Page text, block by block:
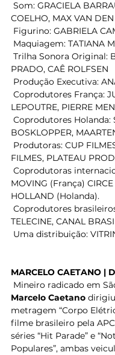
COELHO, MAX VAN
Figurino: GABRIELA
Maquiagem: TATIANA
PRADO, CAÊ ROLFSEN
Produção Executiva:
LEPOUTRE, PIERRE
BOSKLOPPER,
FILMES, PLATEAU
MOVING (França)
HOLLAND (Holanda).
TELECINE, CANAL
Uma distribuição:
MARCELO CAETANO |
Mineiro radicado em
Marcelo Caetano
metragem “Corpo
filme brasileiro pela
séries “Hit Parade” e
Populares”, ambas